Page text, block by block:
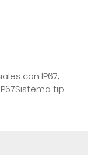
con IP67,
tip..